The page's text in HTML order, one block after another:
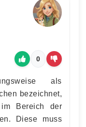
0
als
bezeichnet,
Bereich der
Diese muss